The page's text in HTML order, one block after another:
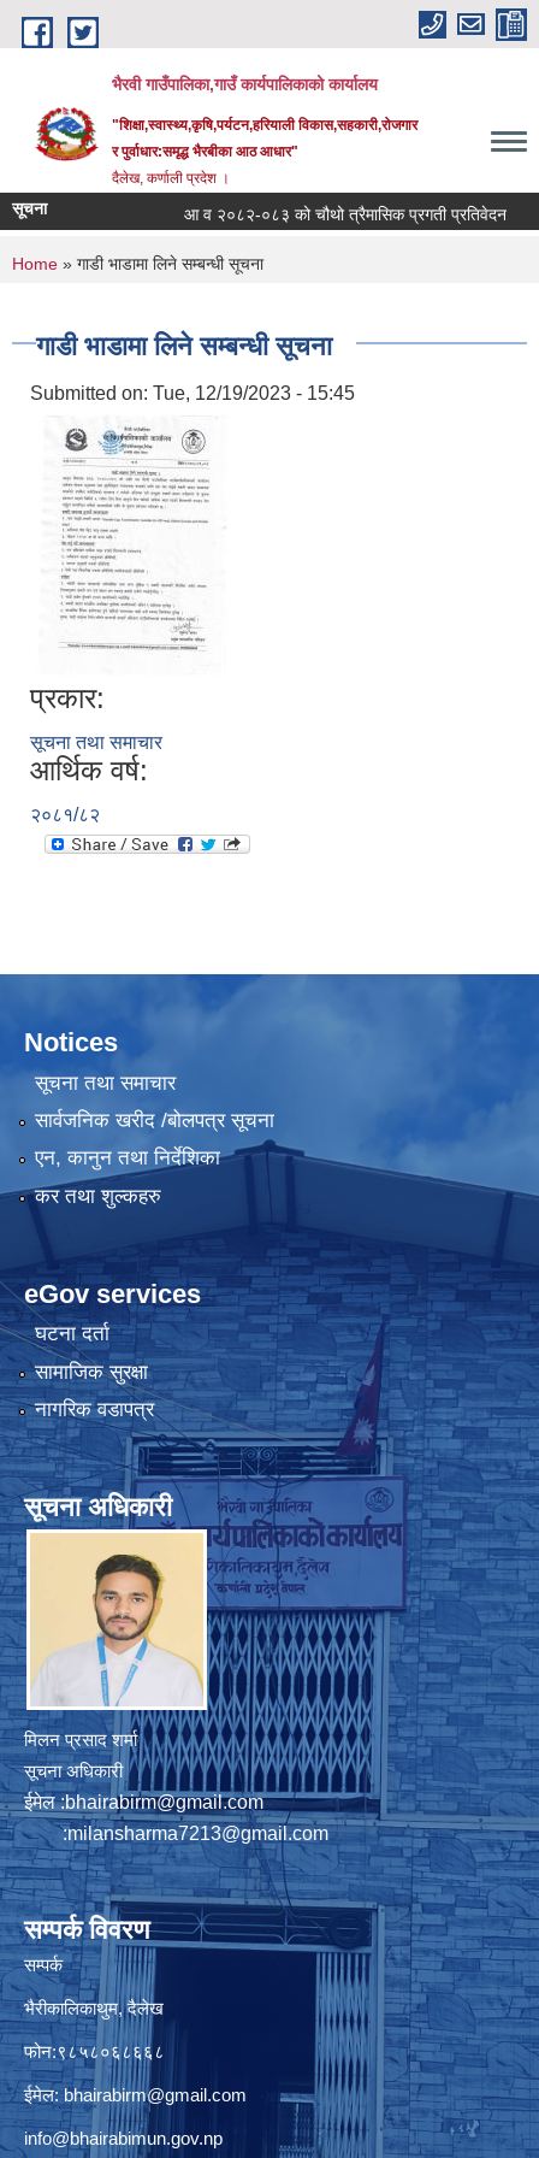
Skip to main content
भैरवी गाउँपालिका,गाउँ कार्यपालिकाको कार्यालय
"शिक्षा,स्वास्थ्य,कृषि,पर्यटन,हरियाली विकास,सहकारी,रोजगार
र पुर्वाधार:समृद्ध भैरबीका आठ आधार"
दैलेख, कर्णाली प्रदेश ।
सूचना आ व २०८२-०८३ को चौथो त्रैमासिक प्रगती प्रतिवेदन
You are here
Home » गाडी भाडामा लिने सम्बन्धी सूचना
गाडी भाडामा लिने सम्बन्धी सूचना
Submitted on: Tue, 12/19/2023 - 15:45
प्रकार:
सूचना तथा समाचार
आर्थिक वर्ष:
२०८१/८२
Notices
सूचना तथा समाचार
सार्वजनिक खरीद /बोलपत्र सूचना
एन, कानुन तथा निर्देशिका
कर तथा शुल्कहरु
eGov services
घटना दर्ता
सामाजिक सुरक्षा
नागरिक वडापत्र
सूचना अधिकारी
मिलन प्रसाद शर्मा
सूचना अधिकारी
ईमेल :bhairabirm@gmail.com
:milansharma7213@gmail.com
सम्पर्क विवरण
सम्पर्क
भैरीकालिकाथुम, दैलेख
फोन:९८५८०६८६६८
ईमेल: bhairabirm@gmail.com
info@bhairabimun.gov.np